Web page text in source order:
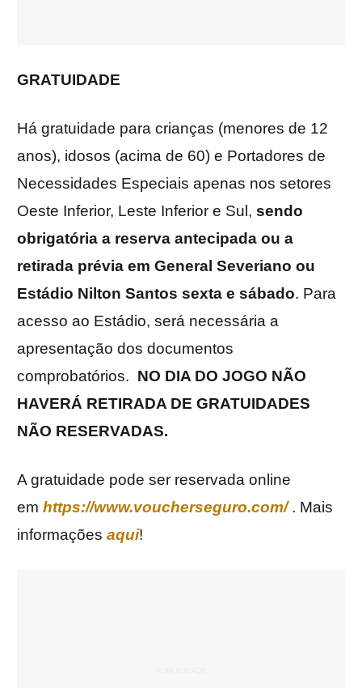
GRATUIDADE
Há gratuidade para crianças (menores de 12
anos), idosos (acima de 60) e Portadores de
Necessidades Especiais apenas nos setores
Oeste Inferior, Leste Inferior e Sul, sendo
obrigatória a reserva antecipada ou a
retirada prévia em General Severiano ou
Estádio Nilton Santos sexta e sábado. Para
acesso ao Estádio, será necessária a
apresentação dos documentos
comprobatórios. NO DIA DO JOGO NÃO
HAVERÁ RETIRADA DE GRATUIDADES
NÃO RESERVADAS.
A gratuidade pode ser reservada online
em https://www.voucherseguro.com/. Mais
informações aqui!